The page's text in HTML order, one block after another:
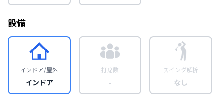
設備
インドア/屋外
インドア
打席数
-
スイング解析
なし